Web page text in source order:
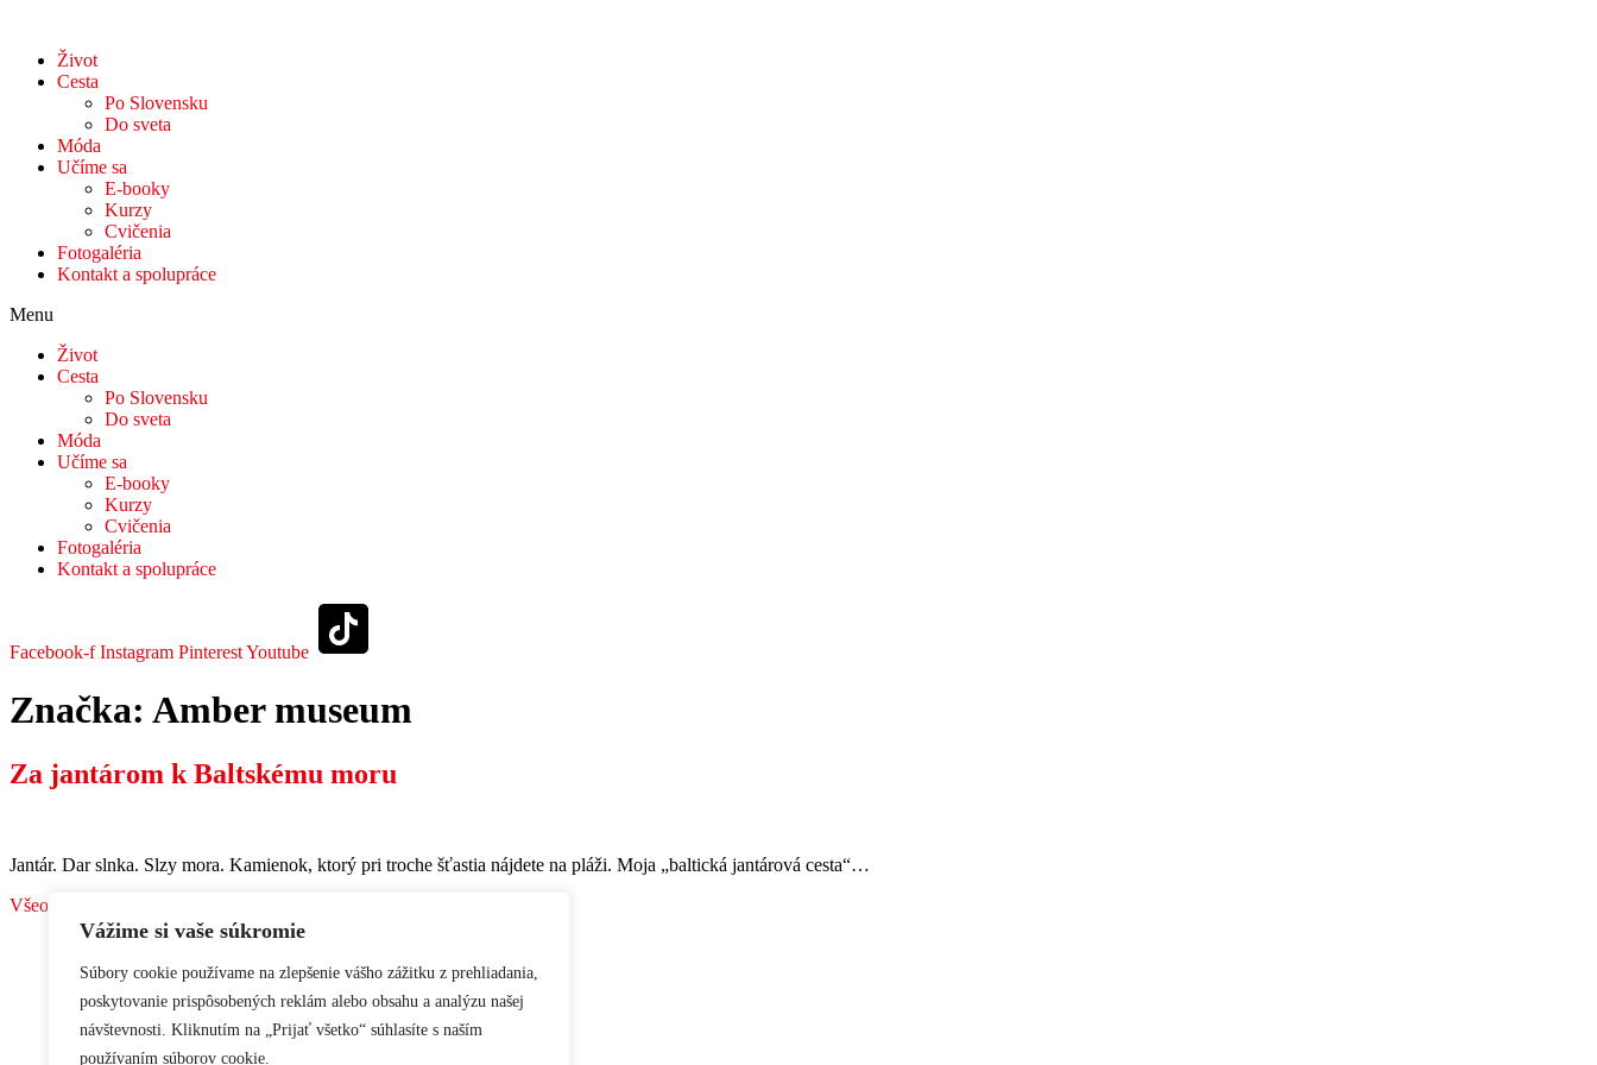
Vážime si vaše súkromie
Súbory cookie používame na zlepšenie vášho zážitku z prehliadania,
poskytovanie prispôsobených reklám alebo obsahu a analýzu našej
návštevnosti. Kliknutím na „Prijať všetko“ súhlasíte s naším
používaním súborov cookie.
Život
Cesta
Po Slovensku
Do sveta
Móda
Učíme sa
E-booky
Kurzy
Cvičenia
Fotogaléria
Kontakt a spolupráce
Menu
Život
Cesta
Po Slovensku
Do sveta
Móda
Učíme sa
E-booky
Kurzy
Cvičenia
Fotogaléria
Kontakt a spolupráce
Facebook-f Instagram PinterestYoutube
Značka: Amber museum
Za jantárom k Baltskému moru
Jantár. Dar slnka. Slzy mora. Kamienok, ktorý pri troche šťastia nájdete na pláži. Moja „baltická jantárová cesta“…
Všeobecné obchodné podmienky